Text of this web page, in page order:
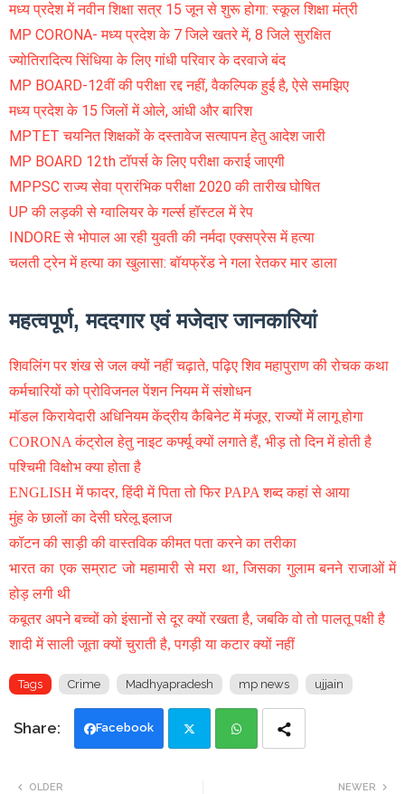
मध्य प्रदेश में नवीन शिक्षा सत्र 15 जून से शुरू होगा: स्कूल शिक्षा मंत्री
MP CORONA- मध्य प्रदेश के 7 जिले खतरे में, 8 जिले सुरक्षित
ज्योतिरादित्य सिंधिया के लिए गांधी परिवार के दरवाजे बंद
MP BOARD-12वीं की परीक्षा रद्द नहीं, वैकल्पिक हुई है, ऐसे समझिए
मध्य प्रदेश के 15 जिलों में ओले, आंधी और बारिश
MPTET चयनित शिक्षकों के दस्तावेज सत्यापन हेतु आदेश जारी
MP BOARD 12th टॉपर्स के लिए परीक्षा कराई जाएगी
MPPSC राज्य सेवा प्रारंभिक परीक्षा 2020 की तारीख घोषित
UP की लड़की से ग्वालियर के गर्ल्स हॉस्टल में रेप
INDORE से भोपाल आ रही युवती की नर्मदा एक्सप्रेस में हत्या
चलती ट्रेन में हत्या का खुलासा: बॉयफ्रेंड ने गला रेतकर मार डाला
महत्वपूर्ण, मददगार एवं मजेदार जानकारियां
शिवलिंग पर शंख से जल क्यों नहीं चढ़ाते, पढ़िए शिव महापुराण की रोचक कथा
कर्मचारियों को प्रोविजनल पेंशन नियम में संशोधन
मॉडल किरायेदारी अधिनियम केंद्रीय कैबिनेट में मंजूर, राज्यों में लागू होगा
CORONA कंट्रोल हेतु नाइट कर्फ्यू क्यों लगाते हैं, भीड़ तो दिन में होती है
पश्चिमी विक्षोभ क्या होता है
ENGLISH में फादर, हिंदी में पिता तो फिर PAPA शब्द कहां से आया
मुंह के छालों का देसी घरेलू इलाज
कॉटन की साड़ी की वास्तविक कीमत पता करने का तरीका
भारत का एक सम्राट जो महामारी से मरा था, जिसका गुलाम बनने राजाओं में
होड़ लगी थी
कबूतर अपने बच्चों को इंसानों से दूर क्यों रखता है, जबकि वो तो पालतू पक्षी है
शादी में साली जूता क्यों चुराती है, पगड़ी या कटार क्यों नहीं
Tags Crime Madhyapradesh mp news ujjain
Facebook
NEWER
OLDER